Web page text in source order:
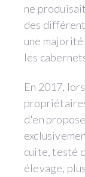
ne
des
une
les
En 2017,
d'en
cuite, testé
élevage,